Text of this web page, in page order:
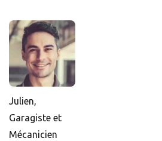
Julien,
Garagiste et
Mécanicien